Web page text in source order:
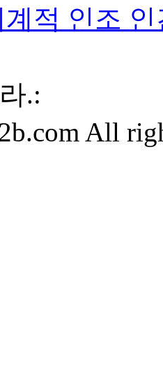
계적 인조 인
.:
All